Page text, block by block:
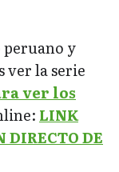
peruano y
ver la serie
ver los
LINK
DIRECTO DE